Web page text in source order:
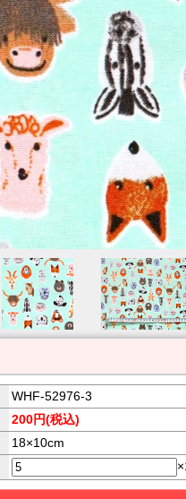
WHF-52976-3
200円(税込)
18×10cm